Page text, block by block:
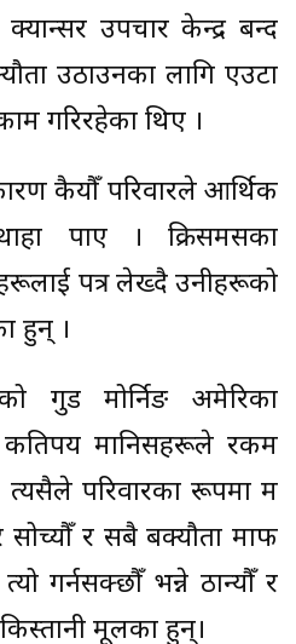
उपचार केन्द्र बन्द
उठाउनका लागि एउटा
गरिरहेका थिए ।
कैयौँ परिवारले आर्थिक
पाए । क्रिसमसका
पत्र लेख्दै उनीहरूको
हुन् ।
गुड मोर्निङ अमेरिका
कतिपय मानिसहरूले रकम
त्यसैले परिवारका रूपमा म
सोच्यौँ र सबै बक्यौता माफ
गर्नसक्छौँ भन्ने ठान्यौँ र
मूलका हुन्।